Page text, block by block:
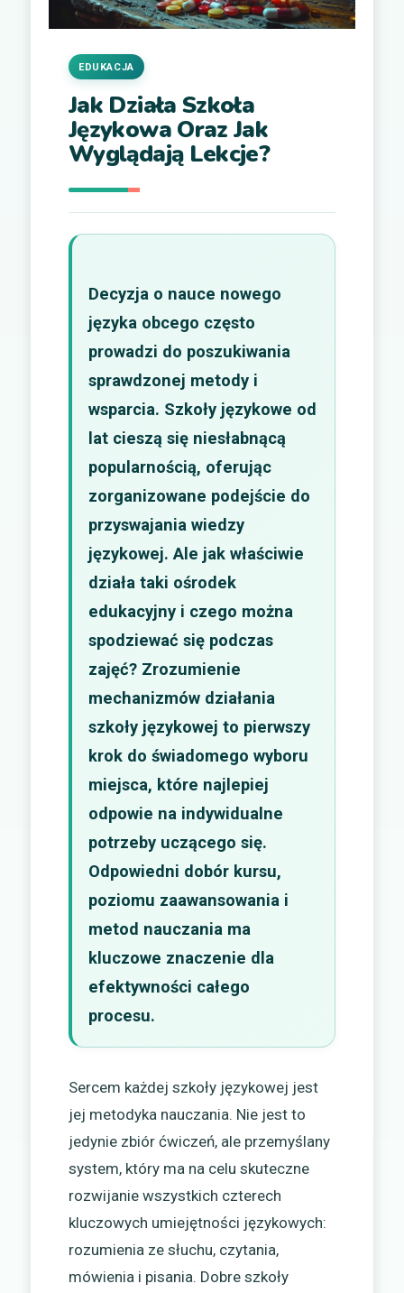
Jak Działa Szkoła
Językowa Oraz Jak
Wyglądają Lekcje?
EDUKACJA
Decyzja o nauce nowego
języka obcego często
prowadzi do poszukiwania
sprawdzonej metody i
wsparcia. Szkoły językowe od
lat cieszą się niesłabnącą
popularnością, oferując
zorganizowane podejście do
przyswajania wiedzy
językowej. Ale jak właściwie
działa taki ośrodek
edukacyjny i czego można
spodziewać się podczas
zajęć? Zrozumienie
mechanizmów działania
szkoły językowej to pierwszy
krok do świadomego wyboru
miejsca, które najlepiej
odpowie na indywidualne
potrzeby uczącego się.
Odpowiedni dobór kursu,
poziomu zaawansowania i
metod nauczania ma
kluczowe znaczenie dla
efektywności całego
procesu.
Sercem każdej szkoły językowej jest
jej metodyka nauczania. Nie jest to
jedynie zbiór ćwiczeń, ale przemyślany
system, który ma na celu skuteczne
rozwijanie wszystkich czterech
kluczowych umiejętności językowych:
rozumienia ze słuchu, czytania,
mówienia i pisania. Dobre szkoły